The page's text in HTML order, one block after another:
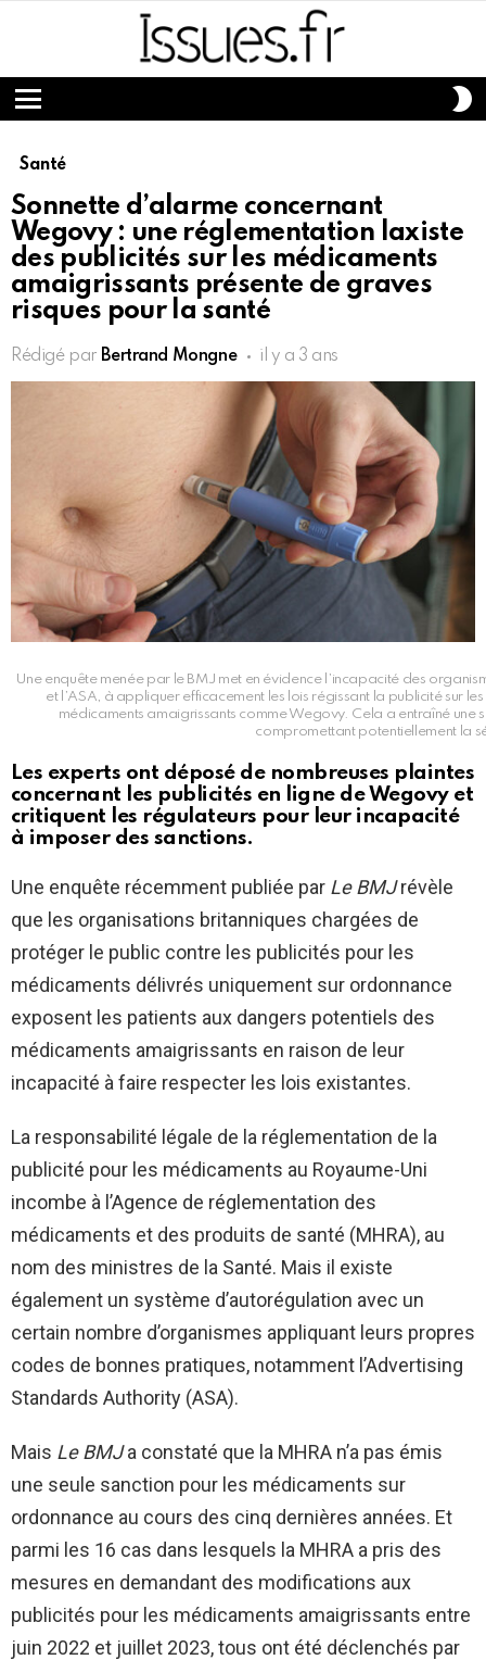
Menu
Santé
Sonnette d’alarme concernant
Wegovy : une réglementation laxiste
des publicités sur les médicaments
amaigrissants présente de graves
risques pour la santé
Rédigé par Bertrand Mongne il y a 3 ans
Une enquête menée par le BMJ met en évidence l’incapacité des
et l’ASA, à appliquer efficacement les lois régissant la publicité sur
médicaments amaigrissants comme Wegovy. Cela a entraîné une
compromettant potentiellement la
Les experts ont déposé de nombreuses plaintes
concernant les publicités en ligne de Wegovy et
critiquent les régulateurs pour leur incapacité
à imposer des sanctions.
Une enquête récemment publiée par Le BMJrévèle
que les organisations britanniques chargées de
protéger le public contre les publicités pour les
médicaments délivrés uniquement sur ordonnance
exposent les patients aux dangers potentiels des
médicaments amaigrissants en raison de leur
incapacité à faire respecter les lois existantes.
La responsabilité légale de la réglementation de la
publicité pour les médicaments au Royaume-Uni
incombe à l’Agence de réglementation des
médicaments et des produits de santé (MHRA), au
nom des ministres de la Santé. Mais il existe
également un système d’autorégulation avec un
certain nombre d’organismes appliquant leurs propres
codes de bonnes pratiques, notamment l’Advertising
Standards Authority (ASA).
Mais Le BMJa constaté que la MHRA n’a pas émis
une seule sanction pour les médicaments sur
ordonnance au cours des cinq dernières années. Et
parmi les 16 cas dans lesquels la MHRA a pris des
mesures en demandant des modifications aux
publicités pour les médicaments amaigrissants entre
juin 2022 et juillet 2023, tous ont été déclenchés par